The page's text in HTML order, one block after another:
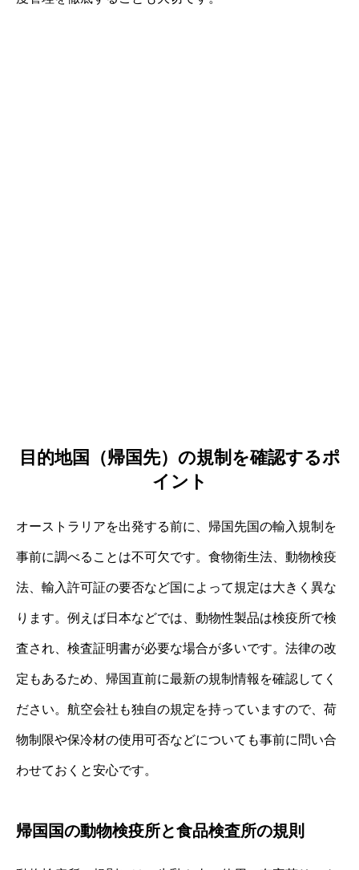
目的地国（帰国先）の規制を確認するポ
イント
オーストラリアを出発する前に、帰国先国の輸入規制を
事前に調べることは不可欠です。食物衛生法、動物検疫
法、輸入許可証の要否など国によって規定は大きく異な
ります。例えば日本などでは、動物性製品は検疫所で検
査され、検査証明書が必要な場合が多いです。法律の改
定もあるため、帰国直前に最新の規制情報を確認してく
ださい。航空会社も独自の規定を持っていますので、荷
物制限や保冷材の使用可否などについても事前に問い合
わせておくと安心です。
帰国国の動物検疫所と食品検査所の規則